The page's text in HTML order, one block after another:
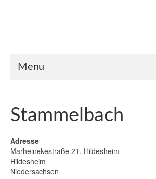
Menu
Stammelbach
Adresse
Marheinekestraße 21, Hildesheim
Hildesheim
Niedersachsen